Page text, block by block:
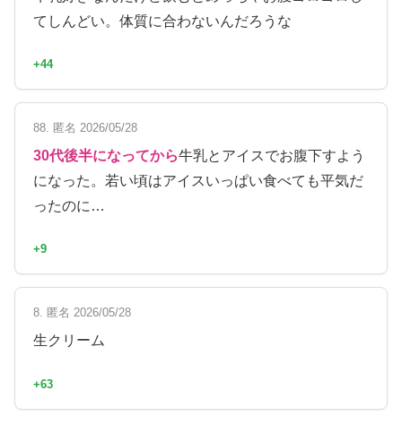
てしんどい。体質に合わないんだろうな
+44
88. 匿名 2026/05/28
30代後半になってから牛乳とアイスでお腹下すよう
になった。若い頃はアイスいっぱい食べても平気だ
ったのに…
+9
8. 匿名 2026/05/28
生クリーム
+63